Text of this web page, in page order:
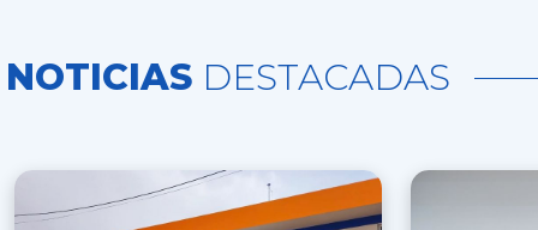
NOTICIAS DESTACADAS